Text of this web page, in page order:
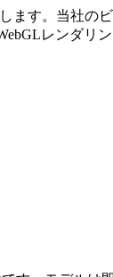
す。当社の
レンダリ